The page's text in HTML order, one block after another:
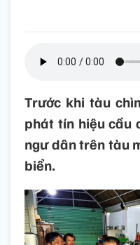
Trước khi tàu
phát tín hiệu cầu
ngư dân trên tàu
biển.